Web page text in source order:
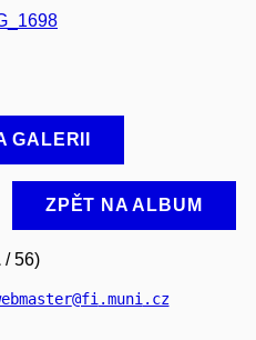
GALERII
ZPĚT NA ALBUM
/ 56)
@fi.muni.cz